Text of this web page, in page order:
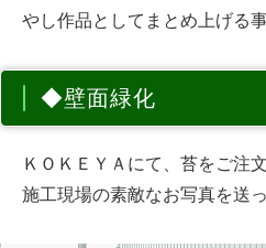
やし作品としてまとめ上げる
◆壁面緑化
ＫＯＫＥＹＡにて、苔をご注
施工現場の素敵なお写真を送